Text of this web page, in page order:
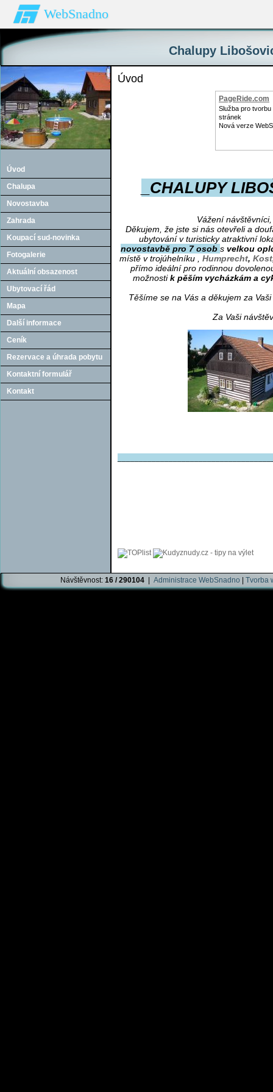
WebSnadno
Chalupy
Úvod
Chalupa
Novostavba
Zahrada
Koupací sud-novinka
Fotogalerie
Aktuální obsazenost
Ubytovací řád
Mapa
Další informace
Ceník
Rezervace a úhrada pobytu
Kontaktní formulář
Kontakt
Úvod
PageRide.com
Služba pro
stránek
Nová verze
_CHALUPY
Vážení
Děkujem, že jste si nás otevřeli a
ubytování v turisticky atraktivní
novostavbě pro 7 osob s velkou
místě v trojúhelníku ,
Humprecht, Kost
přímo ideální pro rodinnou
možnostik pěším vycházkám a
Těšíme se na Vás a děkujem za
Za Vaši
Návštěvnost: 16 / 290104 Administrace WebSnadno Tvorba